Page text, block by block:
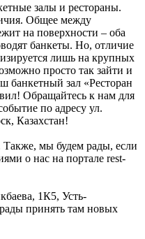
залы и рестораны.
Общее между
на поверхности – оба
банкеты. Но, отличие
лишь на крупных
просто так зайти и
банкетный зал «Ресторан
Обращайтесь к нам для
по адресу ул.
Казахстан!
мы будем рады, если
о нас на портале rest-
1К5, Усть-
принять там новых